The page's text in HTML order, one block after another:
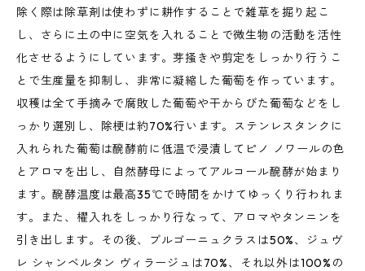
除く際は除草剤は使わずに耕作することで雑草を掘り起こ
し、さらに土の中に空気を入れることで微生物の活動を活性
化させるようにしています。芽掻きや剪定をしっかり行うこ
とで生産量を抑制し、非常に凝縮した葡萄を作っています。
収穫は全て手摘みで腐敗した葡萄や干からびた葡萄などをし
っかり選別し、除梗は約70%行います。ステンレスタンクに
入れられた葡萄は醗酵前に低温で浸漬してピノ ノワールの色
とアロマを出し、自然酵母によってアルコール醗酵が始まり
ます。醗酵温度は最高35℃で時間をかけてゆっくり行われま
す。また、櫂入れをしっかり行なって、アロマやタンニンを
引き出します。その後、ブルゴーニュクラスは50%、ジュヴ
レ シャンベルタン ヴィラージュは70%、それ以外は100%の